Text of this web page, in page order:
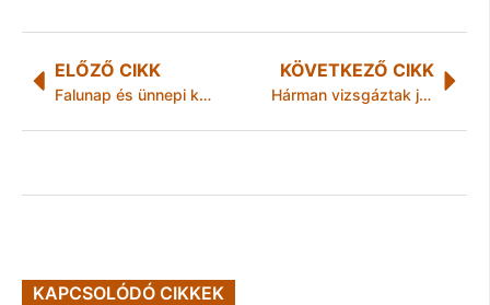
ELŐZŐ CIKK
Falunap és ünnepi kenyérszentelés Tardon
KÖVETKEZŐ CIKK
Hárman vizsgáztak jelesre Budapesten
KAPCSOLÓDÓ CIKKEK